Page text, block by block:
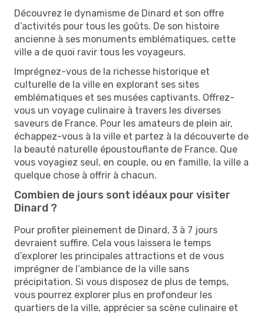
Découvrez le dynamisme de Dinard et son offre
d’activités pour tous les goûts. De son histoire
ancienne à ses monuments emblématiques, cette
ville a de quoi ravir tous les voyageurs.
Imprégnez-vous de la richesse historique et
culturelle de la ville en explorant ses sites
emblématiques et ses musées captivants. Offrez-
vous un voyage culinaire à travers les diverses
saveurs de France. Pour les amateurs de plein air,
échappez-vous à la ville et partez à la découverte de
la beauté naturelle époustouflante de France. Que
vous voyagiez seul, en couple, ou en famille, la ville a
quelque chose à offrir à chacun.
Combien de jours sont idéaux pour visiter
Dinard ?
Pour profiter pleinement de Dinard, 3 à 7 jours
devraient suffire. Cela vous laissera le temps
d’explorer les principales attractions et de vous
imprégner de l’ambiance de la ville sans
précipitation. Si vous disposez de plus de temps,
vous pourrez explorer plus en profondeur les
quartiers de la ville, apprécier sa scène culinaire et